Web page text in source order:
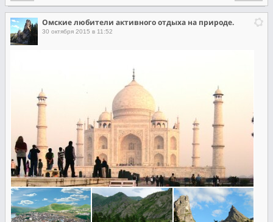
Омские любители активного отдыха на природе.
30 октября 2015 в 11:52